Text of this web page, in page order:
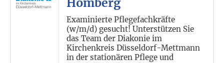
Examinierte Pflegefachkräfte
(w/m/d) gesucht! Unterstützen Sie
das Team der Diakonie im
Kirchenkreis Düsseldorf-Mettmann
in der stationären Pflege und